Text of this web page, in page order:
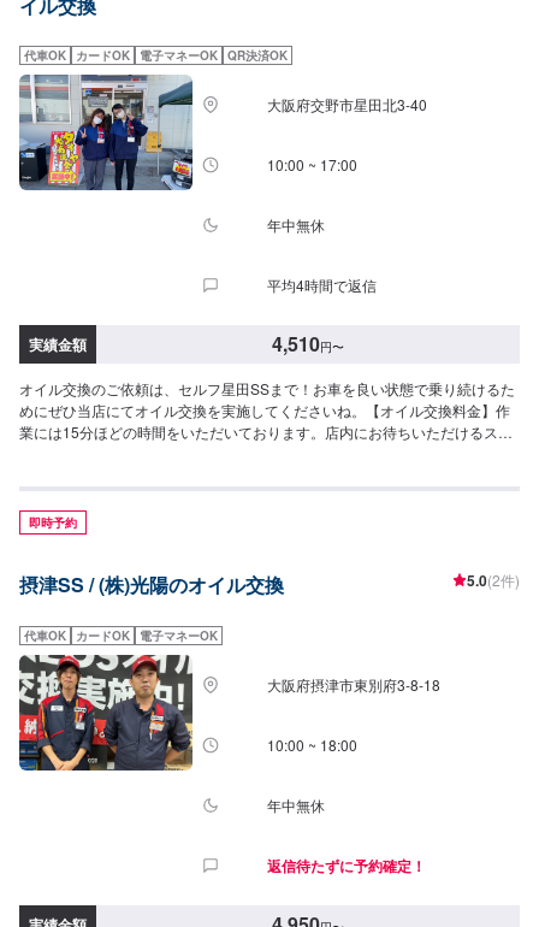
代車OK カードOK 電子マネーOK QR決済OK
大阪府交野市星田北3-40
10:00 ~ 17:00
年中無休
平均4時間で返信
実績金額 4,510円〜
オイル交換のご依頼は、セルフ星田SSまで！お車を良い状態で乗り続けるた
めにぜひ当店にてオイル交換を実施してくださいね。【オイル交換料金】作
業には15分ほどの時間をいただいております。店内にお待ちいただけるスペ
奨粘度でお選びください！！◎ENEOSXPRIME<0W-16>（100％化学合成
油）軽自動車（３L）：6,600円／台中型車（４L）：8,800円／台大型車（５
L）：11,000円／台◎ENEOSXPRIME<0W-20>（100％化学合成油）軽自動
11,000円／台◎ENEOSXPRIME<5W-30>（100％化学合成油）軽自動車（３
台※ENEOSXPRIMEについて▶︎0W-8、5w-40の取扱いもございます。価格
は、上記価格と同額です。▶︎0W-50の取り扱いもございます。価格は以下の
通りです。軽自動車（３L）：7,920円／台中型車（４L）：10,560円／台大
型車（５L）：13,200円／台◎ENEOSX<0W-20>（部分合成油）軽自動車
（３L）：5,610円／台中型車（４L）：7,480円／台大型車（５L）：9,350円
／台◎ENEOSX<5W-30>（部分合成油）軽自動車（３L）：5,610円／台中型
車（４L）：7,480円／台大型車（５L）：9,350円／台※ENEOSXについて
◎ENEOSMOTOROIL<5W-30>軽自動車（３L）：4,350円／台中型車（４
L）：6,600円／台-----------その他料金----------->>オイルフィルター2,200円〜
即時予約
摂津SS / (株)光陽のオイル交換 5.0(2件)
代車OK カードOK 電子マネーOK
大阪府摂津市東別府3-8-18
10:00 ~ 18:00
年中無休
返信待たずに予約確定！